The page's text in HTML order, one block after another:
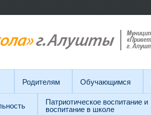
Родителям Обучающимся
Патриотическое воспитание и
воспитание в школе